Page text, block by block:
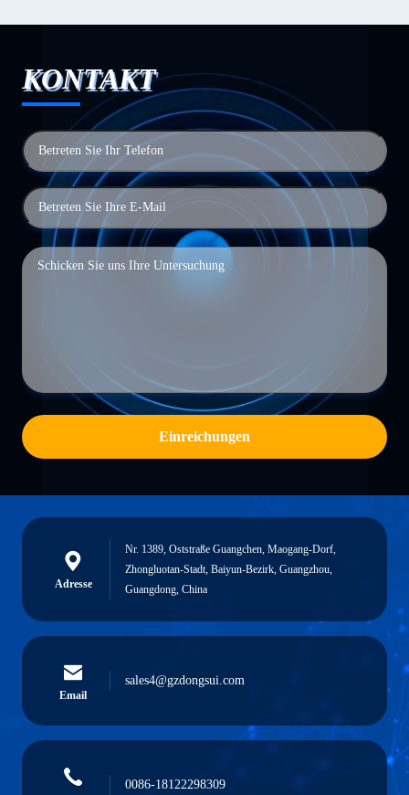
KONTAKT
Einreichungen
Adresse
Nr. 1389, Oststraße Guangchen, Maogang-Dorf,
Zhongluotan-Stadt, Baiyun-Bezirk, Guangzhou,
Guangdong, China
Email
sales4@gzdongsui.com
0086-18122298309